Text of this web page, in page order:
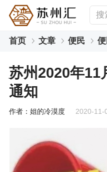
首页 文章 便民
苏州2020年11
通知
作者：姐的冷漠度 2020-11-